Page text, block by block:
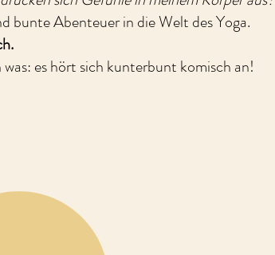
bunte Abenteuer in die Welt des Yoga.
es hört sich kunterbunt komisch an!